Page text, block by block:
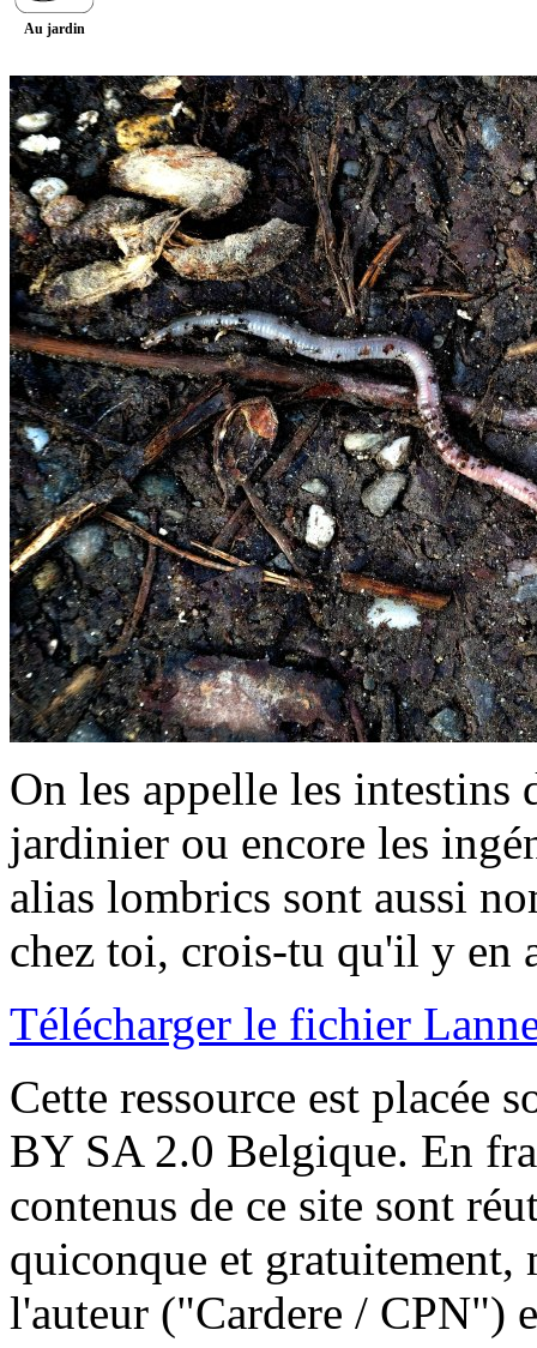
Au jardin
On les appelle les intestins
jardinier ou encore les
alias lombrics sont aussi
chez toi, crois-tu qu'il y en
Télécharger le fichier
Cette ressource est placée
BY SA 2.0 Belgique. En
contenus de ce site sont
quiconque et
l'auteur ("Cardere / CPN")